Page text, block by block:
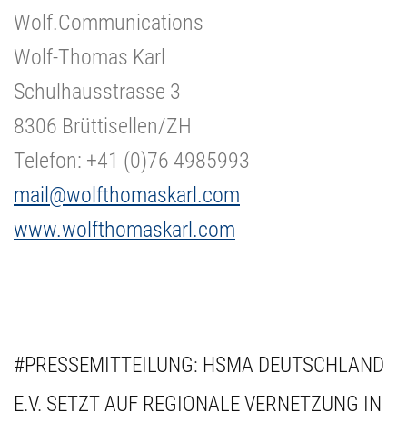
Wolf.Communications
Wolf-Thomas Karl
Schulhausstrasse 3
8306 Brüttisellen/ZH
Telefon: +41 (0)76 4985993
mail@wolfthomaskarl.com
www.wolfthomaskarl.com
#PRESSEMITTEILUNG: HSMA DEUTSCHLAND
E.V. SETZT AUF REGIONALE VERNETZUNG IN